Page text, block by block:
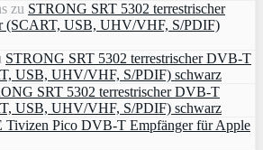
zu STRONG SRT 5302 terrestrischer
(SCART, USB, UHV/VHF, S/PDIF)
STRONG SRT 5302 terrestrischer DVB-T
USB, UHV/VHF, S/PDIF) schwarz
SRT 5302 terrestrischer DVB-T
USB, UHV/VHF, S/PDIF) schwarz
Tivizen Pico DVB-T Empfänger für Apple